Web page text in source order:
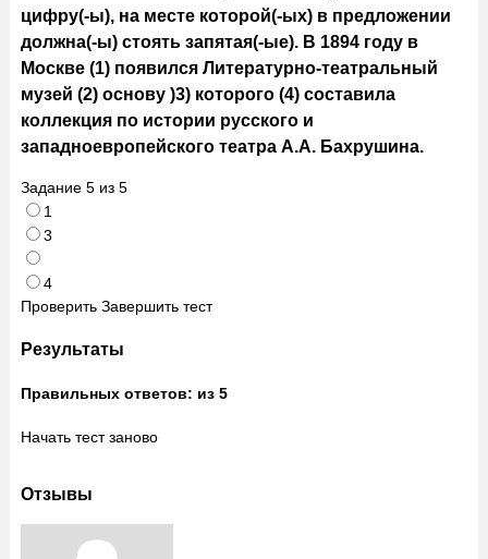
цифру(-ы), на месте которой(-ых) в предложении
должна(-ы) стоять запятая(-ые). В 1894 году в
Москве (1) появился Литературно-театральный
музей (2) основу )3) которого (4) составила
коллекция по истории русского и
западноевропейского театра А.А. Бахрушина.
Задание 5из 5
1
3
4
Проверить Завершить тест
Результаты
Правильных ответов: из 5
Начать тест заново
Отзывы